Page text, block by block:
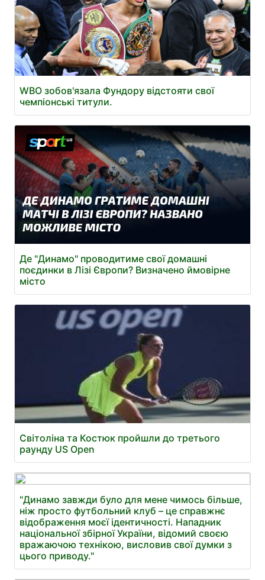
WBO зобов'язала Фундору відстояти свої
чемпіонські титули.
Де "Динамо" проводитиме свої домашні
поєдинки в Лізі Європи? Визначено ймовірне
місто
Світоліна та Костюк пройшли до третього
раунду US Open
"Динамо завжди було для мене чимось більше,
ніж просто футбольний клуб – це справжнє
відображення моєї ідентичності. Нападник
національної збірної України, відомий своєю
вражаючою технікою, висловив свої думки з
цього приводу."